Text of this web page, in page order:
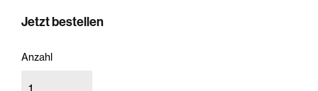
Jetzt bestellen
Anzahl